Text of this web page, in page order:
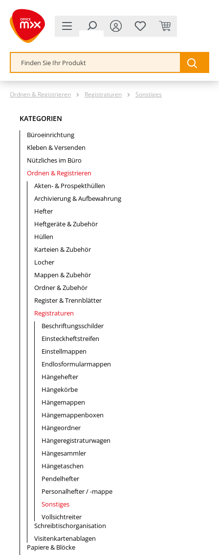
springen
Ordnen & Registrieren Registraturen Sonstiges
KATEGORIEN
Büroeinrichtung
Kleben & Versenden
Nützliches im Büro
Ordnen & Registrieren
Akten- & Prospekthüllen
Archivierung & Aufbewahrung
Hefter
Heftgeräte & Zubehör
Hüllen
Karteien & Zubehör
Locher
Mappen & Zubehör
Ordner & Zubehör
Register & Trennblätter
Registraturen
Beschriftungsschilder
Einsteckheftstreifen
Einstellmappen
Endlosformularmappen
Hängehefter
Hängekörbe
Hängemappen
Hängemappenboxen
Hängeordner
Hängeregistraturwagen
Hängesammler
Hängetaschen
Pendelhefter
Personalhefter / -mappe
Sonstiges
Vollsichtreiter
Schreibtischorganisation
Visitenkartenablagen
Papiere & Blöcke